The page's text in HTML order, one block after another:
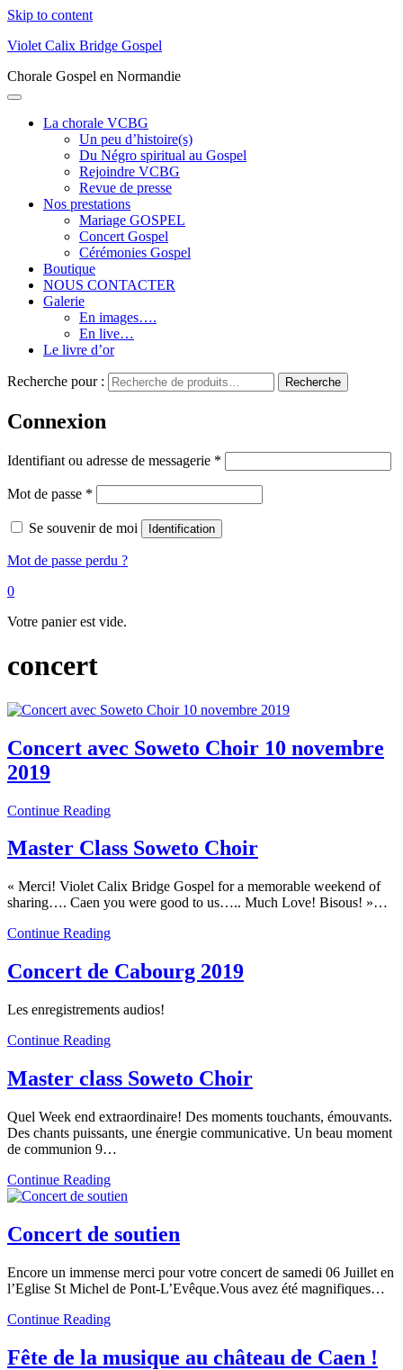
Skip to content
Violet Calix Bridge Gospel
Chorale Gospel en Normandie
La chorale VCBG
Un peu d’histoire(s)
Du Négro spiritual au Gospel
Rejoindre VCBG
Revue de presse
Nos prestations
Mariage GOSPEL
Concert Gospel
Cérémonies Gospel
Boutique
NOUS CONTACTER
Galerie
En images….
En live…
Le livre d’or
Recherche pour : Recherche
Connexion
Identifiant ou adresse de messagerie *
Mot de passe *
Se souvenir de moi Identification
Mot de passe perdu ?
0
Votre panier est vide.
concert
Concert avec Soweto Choir 10 novembre
2019
Continue Reading
Master Class Soweto Choir
« Merci! Violet Calix Bridge Gospel for a memorable weekend of
sharing…. Caen you were good to us….. Much Love! Bisous! »…
Continue Reading
Concert de Cabourg 2019
Les enregistrements audios!
Continue Reading
Master class Soweto Choir
Quel Week end extraordinaire! Des moments touchants, émouvants.
Des chants puissants, une énergie communicative. Un beau moment
de communion 9…
Continue Reading
Concert de soutien
Encore un immense merci pour votre concert de samedi 06 Juillet en
l’Eglise St Michel de Pont-L’Evêque.Vous avez été magnifiques…
Continue Reading
Fête de la musique au château de Caen !